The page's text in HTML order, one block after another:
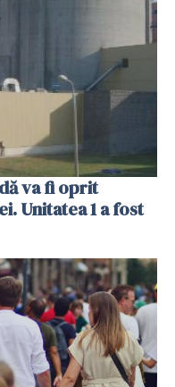
va fi oprit
Unitatea 1 a fost